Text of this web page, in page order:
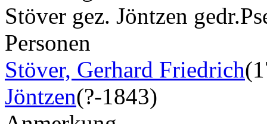
Stöver gez. Jöntzen gedr.
Personen
Stöver, Gerhard Friedrich
Jöntzen(?-1843)